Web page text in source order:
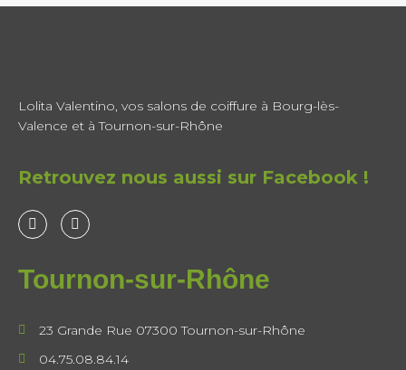
Lolita Valentino, vos salons de coiffure à Bourg-lès-
Valence et à Tournon-sur-Rhône
Retrouvez nous aussi sur Facebook !
Tournon-sur-Rhône
23 Grande Rue 07300 Tournon-sur-Rhône
04.75.08.84.14